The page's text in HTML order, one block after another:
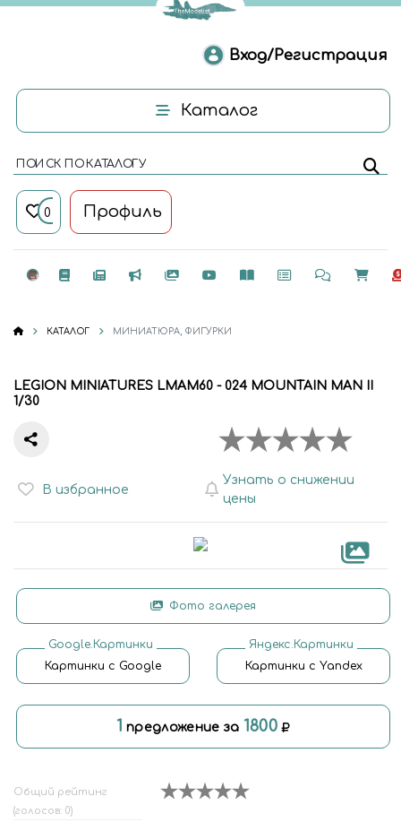
Вход/Регистрация
Каталог
ПОИСК ПО КАТАЛОГУ
0 Профиль
КАТАЛОГ МИНИАТЮРА, ФИГУРКИ
LEGION MINIATURES LMAM60 - 024 MOUNTAIN MAN II
1/30
В избранное
Узнать о снижении
цены
Фото галерея
Google.Картинки
Картинки с Google
Яндекс.Картинки
Картинки с Yandex
1 предложение за 1800
Общий рейтинг
(голосов: 0)